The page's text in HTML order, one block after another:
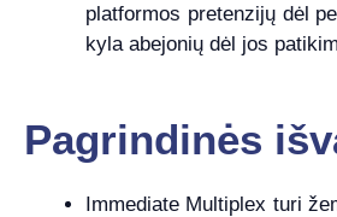
platformos pretenzijų dėl
kyla abejonių dėl jos
Pagrindinės
Immediate Multiplex turi